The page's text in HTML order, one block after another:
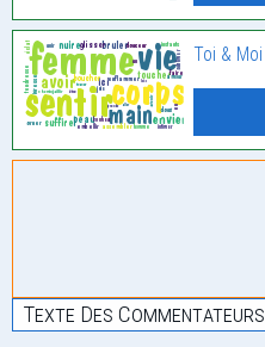
Toi & Moi
Texte Des Commentateurs